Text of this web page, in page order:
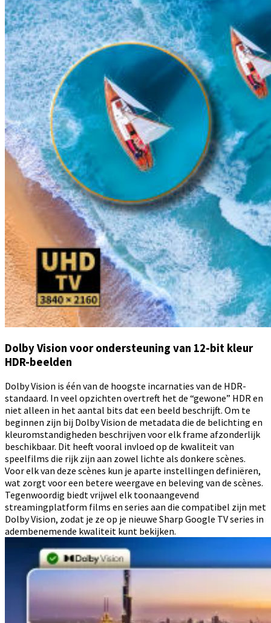
Dolby Vision voor ondersteuning van 12-bit kleur
HDR-beelden
Dolby Vision is één van de hoogste incarnaties van de HDR-
standaard. In veel opzichten overtreft het de “gewone” HDR en
niet alleen in het aantal bits dat een beeld beschrijft. Om te
beginnen zijn bij Dolby Vision de metadata die de belichting en
kleuromstandigheden beschrijven voor elk frame afzonderlijk
beschikbaar. Dit heeft vooral invloed op de kwaliteit van
speelfilms die rijk zijn aan zowel lichte als donkere scènes.
Voor elk van deze scènes kun je aparte instellingen definiëren,
wat zorgt voor een betere weergave en beleving van de scènes.
Tegenwoordig biedt vrijwel elk toonaangevend
streamingplatform films en series aan die compatibel zijn met
Dolby Vision, zodat je ze op je nieuwe Sharp Google TV series in
adembenemende kwaliteit kunt bekijken.